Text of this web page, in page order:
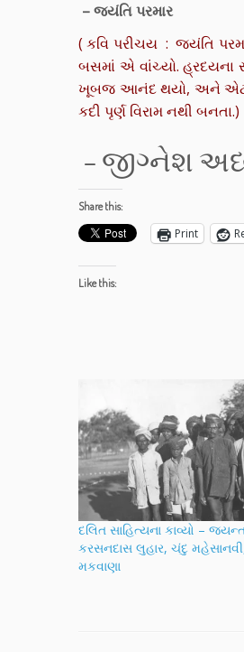
– જયંતિ પરમાર
( કવિ પરીચય : જયંતિ
બસમાં એ વાંચ્યો. હ્રદયના
ખૂબજ આનંદ થયો, અને એટલે
કદી પૃર્ણ વિરામ નથી બનતા.)
– જીગ્નેશ
Share this:
Print
Like this:
દલિત સાહિત્યના કાવ્યો –
કરસનદાસ લુહાર, ચંદુ
મકવાણા